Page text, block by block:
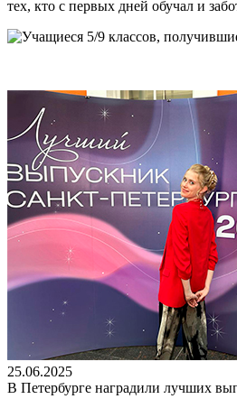
тех, кто с первых дней обучал и
25.06.2025
В Петербурге наградили лучших